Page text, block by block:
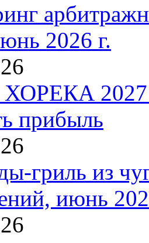
2026 г.
2027:
прибыль
гриль из
июнь